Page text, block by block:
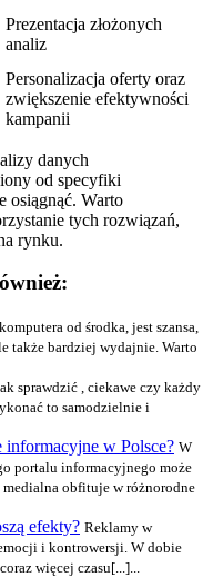
Prezentacja złożonych
analiz
Personalizacja oferty oraz
zwiększenie efektywności
kampanii
danych
od specyfiki
osiągnąć. Warto
tych rozwiązań,
rynku.
od środka, jest szansa,
także bardziej wydajnie. Warto
sprawdzić , ciekawe czy każdy
to samodzielnie i
informacyjne w Polsce? W
portalu informacyjnego może
medialna obfituje w różnorodne
efekty? Reklamy w
i kontrowersji. W dobie
więcej czasu[...]...